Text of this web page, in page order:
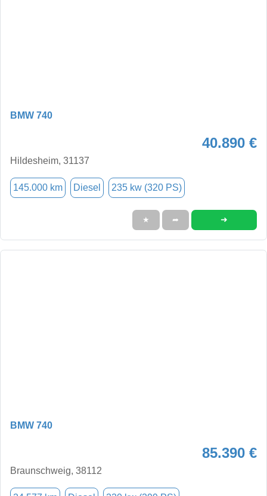
BMW 740
40.890 €
Hildesheim, 31137
145.000 km Diesel 235 kw (320 PS)
★ ➦ ➜
BMW 740
85.390 €
Braunschweig, 38112